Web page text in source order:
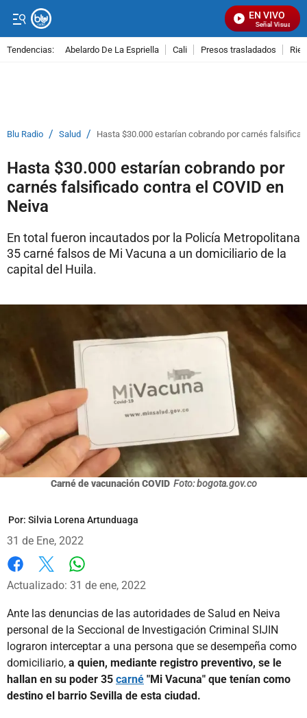
EN VIVO
Señal Visual Radio
Tendencias: Abelardo De La Espriella Cali Presos trasladados
Blu Radio / Salud / Hasta $30.000 estarían cobrando por carnés
Hasta $30.000 estarían cobrando por
carnés falsificado contra el COVID en
Neiva
En total fueron incautados por la Policía Metropolitana
35 carné falsos de Mi Vacuna a un domiciliario de la
capital del Huila.
Carné de vacunación COVID Foto: bogota.gov.co
Por: Silvia Lorena Artunduaga
31 de Ene, 2022
Facebook
X
Actualizado: 31 de ene, 2022
Ante las denuncias de las autoridades de Salud en Neiva
personal de la Seccional de Investigación Criminal SIJIN
lograron interceptar a una persona que se desempeña como
domiciliario, a quien, mediante registro preventivo, se le
hallan en su poder 35 carné "Mi Vacuna" que tenían como
destino el barrio Sevilla de esta ciudad.